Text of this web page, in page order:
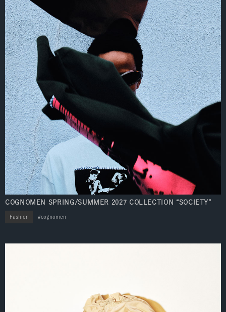
COGNOMEN SPRING/SUMMER 2027 COLLECTION “SOCIETY”
Fashion cognomen